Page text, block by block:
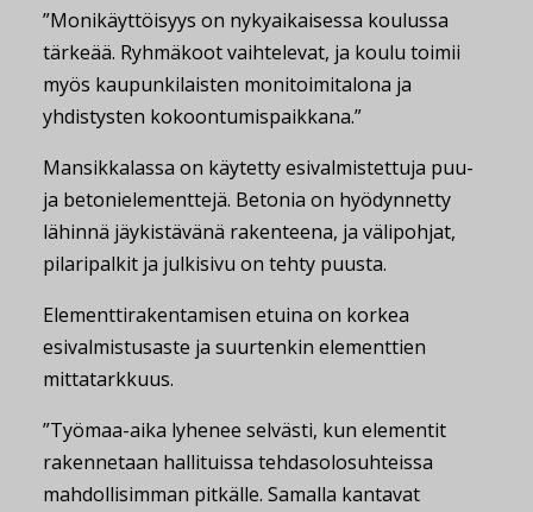
”Monikäyttöisyys on nykyaikaisessa koulussa
tärkeää. Ryhmäkoot vaihtelevat, ja koulu toimii
myös kaupunkilaisten monitoimitalona ja
yhdistysten kokoontumispaikkana.”
Mansikkalassa on käytetty esivalmistettuja puu-
ja betonielementtejä. Betonia on hyödynnetty
lähinnä jäykistävänä rakenteena, ja välipohjat,
pilaripalkit ja julkisivu on tehty puusta.
Elementtirakentamisen etuina on korkea
esivalmistusaste ja suurtenkin elementtien
mittatarkkuus.
”Työmaa-aika lyhenee selvästi, kun elementit
rakennetaan hallituissa tehdasolosuhteissa
mahdollisimman pitkälle. Samalla kantavat